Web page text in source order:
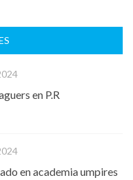
en P.R
en academia umpires